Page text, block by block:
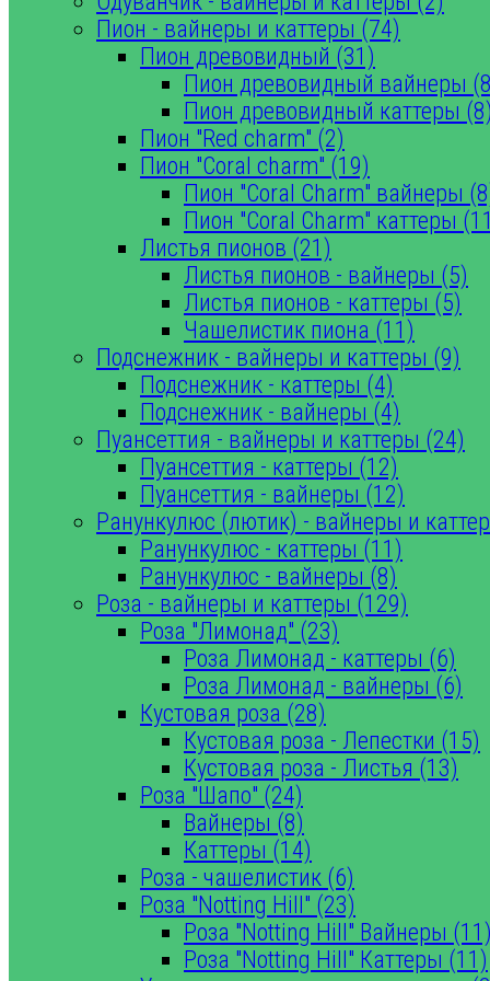
Пион - вайнеры и каттеры (74)
Пион древовидный (31)
Пион древовидный вайнеры
Пион древовидный каттеры (8)
Пион "Red charm" (2)
Пион "Coral charm" (19)
Пион "Coral Charm" вайнеры
Пион "Coral Charm" каттеры
Листья пионов (21)
Листья пионов - вайнеры (5)
Листья пионов - каттеры (5)
Чашелистик пиона (11)
Подснежник - вайнеры и каттеры (9)
Подснежник - каттеры (4)
Подснежник - вайнеры (4)
Пуансеттия - вайнеры и каттеры (24)
Пуансеттия - каттеры (12)
Пуансеттия - вайнеры (12)
Ранункулюс (лютик) - вайнеры и
Ранункулюс - каттеры (11)
Ранункулюс - вайнеры (8)
Роза - вайнеры и каттеры (129)
Роза "Лимонад" (23)
Роза Лимонад - каттеры (6)
Роза Лимонад - вайнеры (6)
Кустовая роза (28)
Кустовая роза - Лепестки (15)
Кустовая роза - Листья (13)
Роза "Шапо" (24)
Вайнеры (8)
Каттеры (14)
Роза - чашелистик (6)
Роза "Notting Hill" (23)
Роза "Notting Hill" Вайнеры (11)
Роза "Notting Hill" Каттеры (11)